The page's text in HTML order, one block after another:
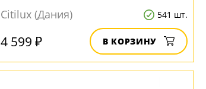
Citilux (Дания)
541 шт.
4 599 ₽ В КОРЗИНУ